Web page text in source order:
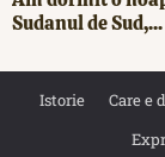
Sudanul de Sud,...
Istorie Care e